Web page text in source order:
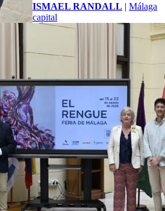
ISMAEL RANDALL | Málaga
capital